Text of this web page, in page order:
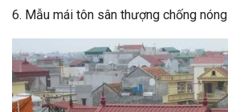
6. Mẫu mái tôn sân thượng chống nóng